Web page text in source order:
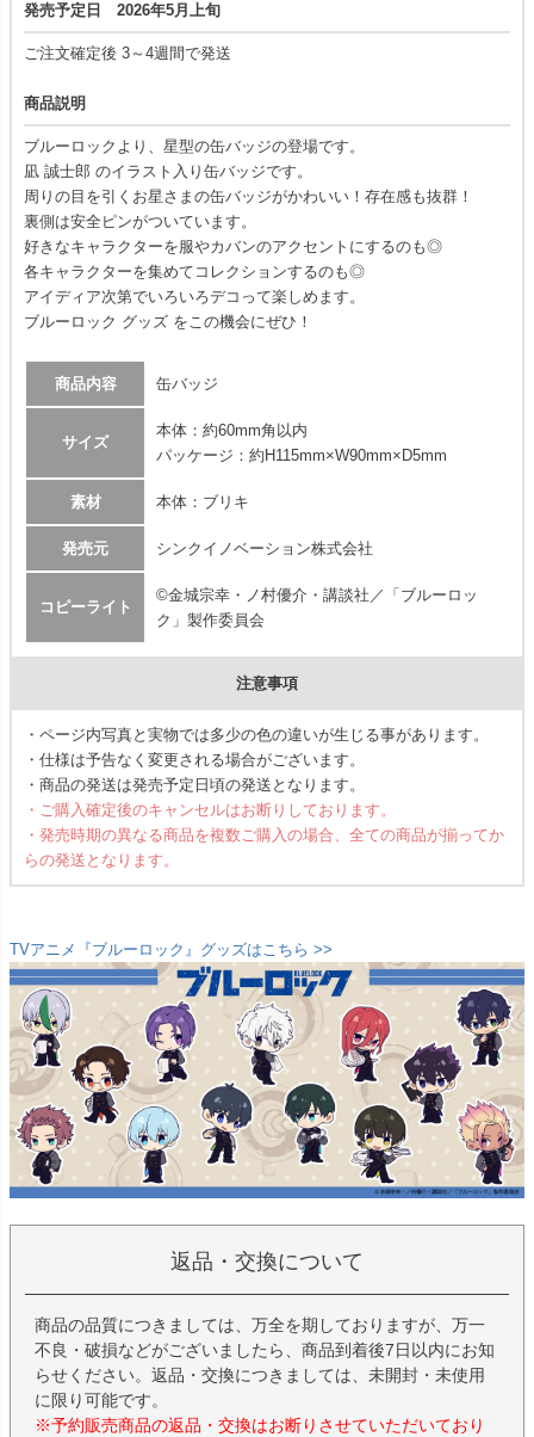
発売予定日 2026年5月上旬
ご注文確定後 3～4週間で発送
商品説明
ブルーロックより、星型の缶バッジの登場です。
凪 誠士郎 のイラスト入り缶バッジです。
周りの目を引くお星さまの缶バッジがかわいい！存在感も抜群！
裏側は安全ピンがついています。
好きなキャラクターを服やカバンのアクセントにするのも◎
各キャラクターを集めてコレクションするのも◎
アイディア次第でいろいろデコって楽しめます。
ブルーロック グッズ をこの機会にぜひ！
商品内容 缶バッジ
サイズ
本体：約60mm角以内
パッケージ：約H115mm×W90mm×D5mm
素材 本体：ブリキ
発売元 シンクイノベーション株式会社
コピーライト
©金城宗幸・ノ村優介・講談社／「ブルーロッ
ク」製作委員会
注意事項
・ページ内写真と実物では多少の色の違いが生じる事があります。
・仕様は予告なく変更される場合がございます。
・商品の発送は発売予定日頃の発送となります。
・ご購入確定後のキャンセルはお断りしております。
・発売時期の異なる商品を複数ご購入の場合、全ての商品が揃ってか
らの発送となります。
TVアニメ『ブルーロック』グッズはこちら >>
返品・交換について
商品の品質につきましては、万全を期しておりますが、万一
不良・破損などがございましたら、商品到着後7日以内にお知
らせください。返品・交換につきましては、未開封・未使用
に限り可能です。
※予約販売商品の返品・交換はお断りさせていただいており